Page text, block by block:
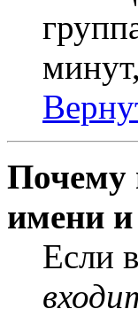
Почему
имени
Если